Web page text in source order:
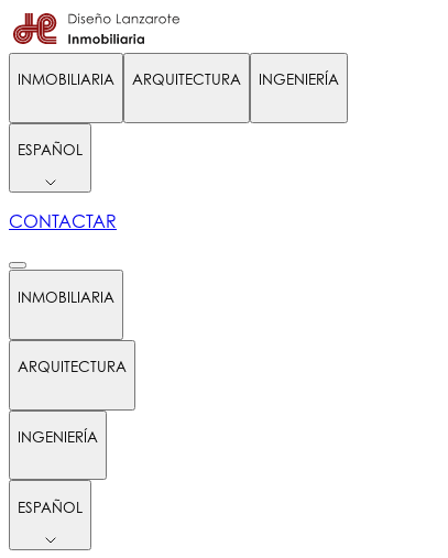
INMOBILIARIA ARQUITECTURA INGENIERÍA
ESPAÑOL
CONTACTAR
INMOBILIARIA
ARQUITECTURA
INGENIERÍA
ESPAÑOL